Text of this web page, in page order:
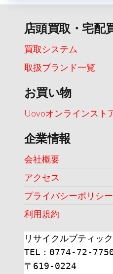
店頭買取・宅配
買取システム
取扱ブランド一覧
お買い物
Uovoオンラインスト
企業情報
会社概要
アクセス
プライバシーポリシー
利用規約
リサイクルブティッ
TEL：0774-72-
〒619-0224